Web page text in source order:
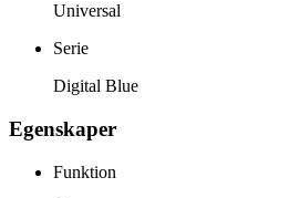
Universal
Serie
Digital Blue
Egenskaper
Funktion